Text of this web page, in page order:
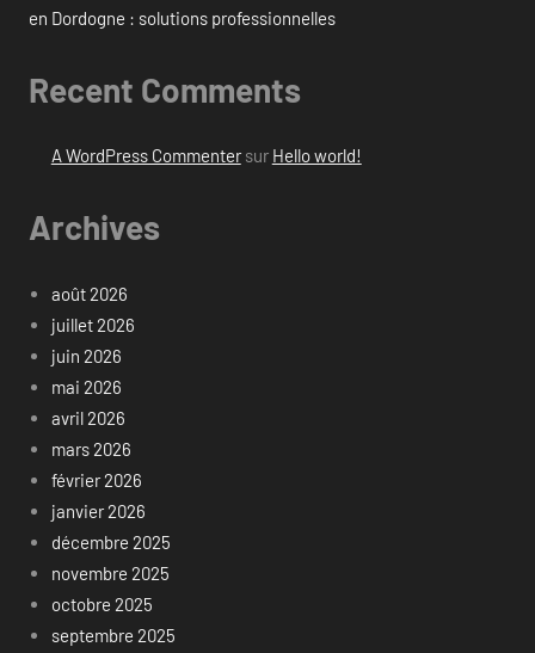
en Dordogne : solutions professionnelles
Recent Comments
A WordPress Commentersur Hello world!
Archives
août 2026
juillet 2026
juin 2026
mai 2026
avril 2026
mars 2026
février 2026
janvier 2026
décembre 2025
novembre 2025
octobre 2025
septembre 2025